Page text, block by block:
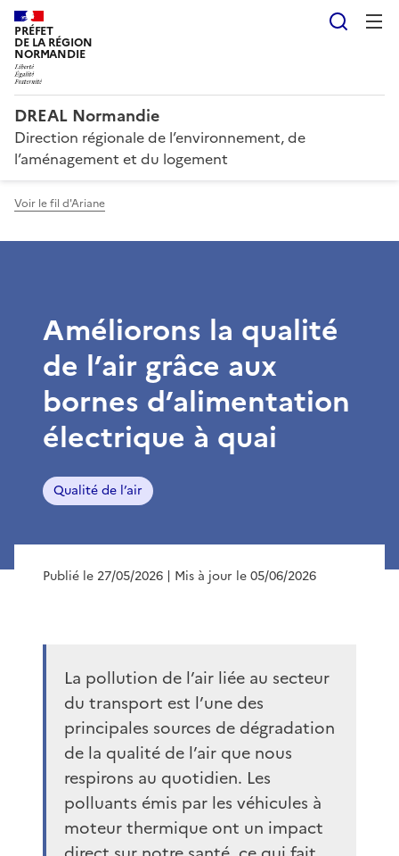
PRÉFET
DE LA RÉGION
NORMANDIE
DREAL Normandie
Direction régionale de l’environnement, de
l’aménagement et du logement
Voir le fil d'Ariane
Améliorons la qualité
de l’air grâce aux
bornes d’alimentation
électrique à quai
Qualité de l’air
Publié le 27/05/2026 | Mis à jour le 05/06/2026
La pollution de l’air liée au secteur
du transport est l’une des
principales sources de dégradation
de la qualité de l’air que nous
respirons au quotidien. Les
polluants émis par les véhicules à
moteur thermique ont un impact